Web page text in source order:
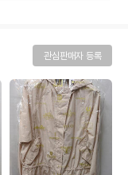
관심판매자 등록